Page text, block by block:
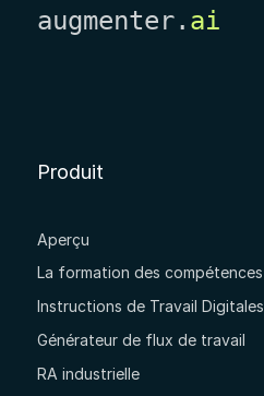
augmenter. ai
Produit
Aperçu
La formation des compétences
Instructions de Travail Digitales
Générateur de flux de travail
RA industrielle